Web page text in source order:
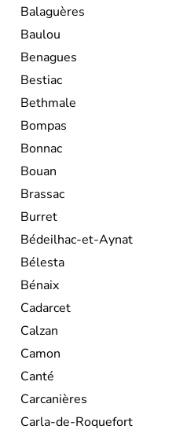
Balaguères
Baulou
Benagues
Bestiac
Bethmale
Bompas
Bonnac
Bouan
Brassac
Burret
Bédeilhac-et-Aynat
Bélesta
Bénaix
Cadarcet
Calzan
Camon
Canté
Carcanières
Carla-de-Roquefort